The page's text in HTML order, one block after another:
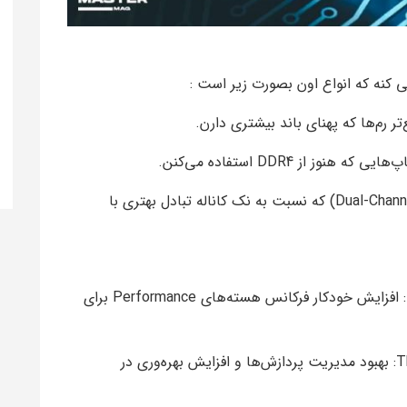
این پردازنده از ۲ کانال حافظه پشتیبانی میکنه (Dual-Channel) که نسبت به نک کاناله تبادل بهتری با
Intel Turbo Boost Max Technology 3.0: افزایش خودکار فرکانس هسته‌های Performance برای
Intel Hyper-Threading و Thread Director: بهبود مدیریت پردازش‌ها و افزایش بهره‌وری در